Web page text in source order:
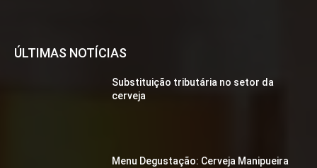
ÚLTIMAS NOTÍCIAS
Substituição tributária no setor da
cerveja
Menu Degustação: Cerveja Manipueira